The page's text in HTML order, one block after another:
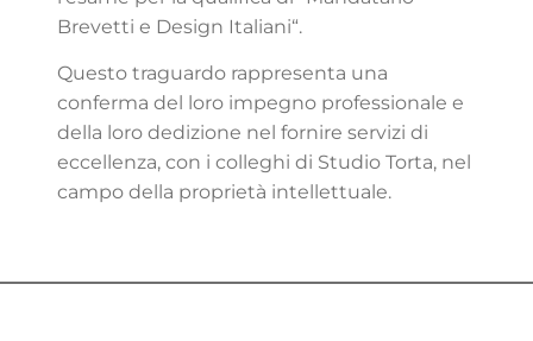
Brevetti e Design Italiani“.
Questo traguardo rappresenta una
conferma del loro impegno professionale e
della loro dedizione nel fornire servizi di
eccellenza, con i colleghi di Studio Torta, nel
campo della proprietà intellettuale.